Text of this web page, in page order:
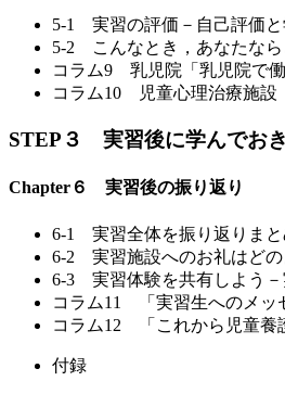
5-1 実習の評価－自己評価と
5-2 こんなとき，あなたなら
コラム9 乳児院「乳児院で働
コラム10 児童心理治療施
STEP ３ 実習後に学んでお
Chapter６ 実習後の振り返り
6-1 実習全体を振り返りまと
6-2 実習施設へのお礼はどの
6-3 実習体験を共有しよう－
コラム11 「実習生へのメッ
コラム12 「これから児童養
付録